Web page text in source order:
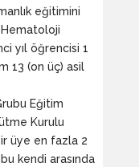
eğitimini
yıl öğrencisi 1
13 (on üç) asil
Eğitim
Kurulu
üye en fazla 2
kendi arasında